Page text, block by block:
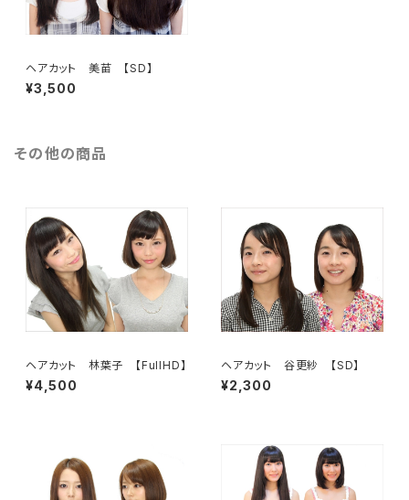
ヘアカット 美苗 【SD】
¥3,500
その他の商品
ヘアカット 林葉子 【FullHD】
¥4,500
ヘアカット 谷更紗 【SD】
¥2,300